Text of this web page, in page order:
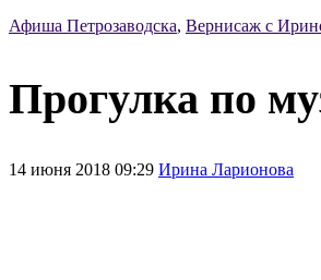
Афиша Петрозаводска, Вернисаж с
Прогулка по
14 июня 2018 09:29 Ирина Ларионова